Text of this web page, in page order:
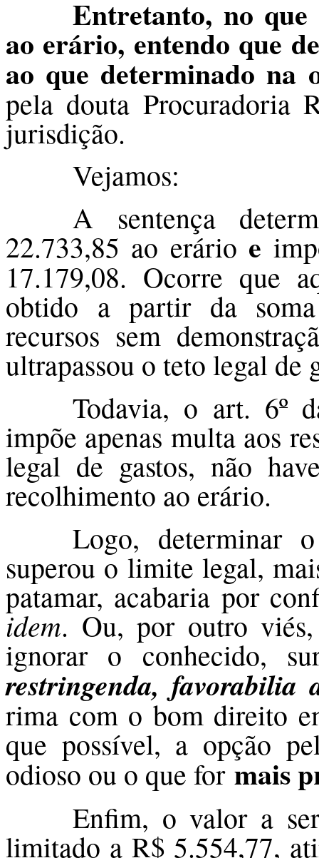
Entretanto, no
ao erário, entendo que
ao que determinado na
pela douta Procuradoria
jurisdição.
Vejamos:
A sentença
22.733,85 ao erário e
17.179,08. Ocorre que
obtido a partir da
recursos sem
ultrapassou o teto legal de
Todavia, o art. 6º
impõe apenas multa aos
legal de gastos, não
recolhimento ao erário.
Logo, determinar
superou o limite legal,
patamar, acabaria por
idem. Ou, por outro viés,
ignorar o conhecido,
restringenda,
rima com o bom direito
que possível, a opção
odioso ou o que for mais
Enfim, o valor a
limitado a R$ 5.554,77,